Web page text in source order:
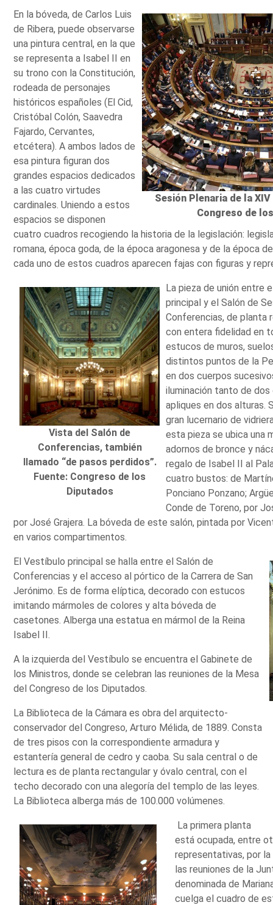
Sesión Plenaria de la
Congreso de
En la bóveda, de Carlos Luis
de Ribera, puede observarse
una pintura central, en la que
se representa a Isabel II en
su trono con la Constitución,
rodeada de personajes
históricos españoles (El Cid,
Cristóbal Colón, Saavedra
Fajardo, Cervantes,
etcétera). A ambos lados de
esa pintura figuran dos
grandes espacios dedicados
a las cuatro virtudes
cardinales. Uniendo a estos
espacios se disponen
cuatro cuadros recogiendo la historia de la legislación:
romana, época goda, de la época aragonesa y de la época
cada uno de estos cuadros aparecen fajas con figuras y
Vista del Salón de
Conferencias, también
llamado “de pasos perdidos”.
Fuente: Congreso de los
Diputados
La pieza de unión entre
principal y el Salón de
Conferencias, de planta
con entera fidelidad en
estucos de muros,
distintos puntos de la
en dos cuerpos
iluminación tanto de
apliques en dos alturas.
gran lucernario de
esta pieza se ubica una
adornos de bronce y
regalo de Isabel II al
cuatro bustos: de
Ponciano Ponzano;
Conde de Toreno, por
por José Grajera. La bóveda de este salón, pintada por
en varios compartimentos.
El Vestíbulo principal se halla entre el Salón de
Conferencias y el acceso al pórtico de la Carrera de San
Jerónimo. Es de forma elíptica, decorado con estucos
imitando mármoles de colores y alta bóveda de
casetones. Alberga una estatua en mármol de la Reina
Isabel II.
A la izquierda del Vestíbulo se encuentra el Gabinete de
los Ministros, donde se celebran las reuniones de la Mesa
del Congreso de los Diputados.
La Biblioteca de la Cámara es obra del arquitecto-
conservador del Congreso, Arturo Mélida, de 1889. Consta
de tres pisos con la correspondiente armadura y
estantería general de cedro y caoba. Su sala central o de
lectura es de planta rectangular y óvalo central, con el
techo decorado con una alegoría del templo de las leyes.
La Biblioteca alberga más de 100.000 volúmenes.
La primera planta
está ocupada, entre
representativas, por
las reuniones de la
denominada de
cuelga el cuadro de